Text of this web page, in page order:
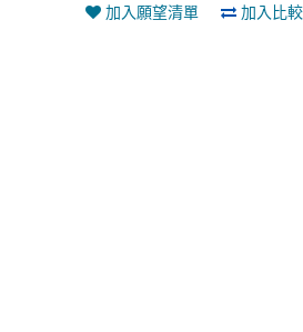
加入願望清單 加入比